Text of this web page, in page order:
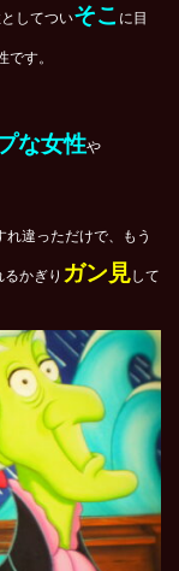
してついそこ に目
です。
な女性や
れ違っただけで、もう
かぎり ガン見して